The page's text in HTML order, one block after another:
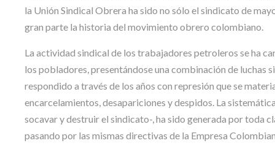
la Unión Sindical Obrera ha sido no sólo el sindicato de
gran parte la historia del movimiento obrero colombiano.
La actividad sindical de los trabajadores petroleros se ha
los pobladores, presentándose una combinación de luchas
respondido a través de los años con represión que se
encarcelamientos, desapariciones y despidos. La
socavar y destruir el sindicato-, ha sido generada por toda
pasando por las mismas directivas de la Empresa